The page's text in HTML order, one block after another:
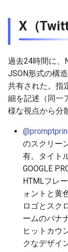
2026-07-02
2026-07-01
2026-06-30
2026-06-29
2026-06-28
2026-06-26
2026-06-25
2026-06-24
2026-06-23
X（
過去24時間に、
JSON形式の構
共有された。指
細を記述（同一
様な視点から分
のスクリー
有。タイト
GOOGLE
HTMLフレ
ォントと黄
ロゴとスク
ームのバナ
ヒットカウ
クなデザイ